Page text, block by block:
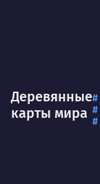
Деревянные
карты мира